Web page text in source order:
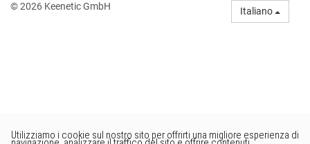
© 2026 Keenetic GmbH Italiano